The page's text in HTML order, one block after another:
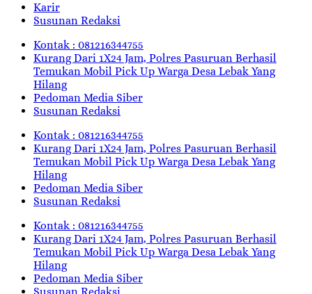
Karir
Susunan Redaksi
Kontak : 081216344755
Kurang Dari 1X24 Jam, Polres Pasuruan Berhasil
Temukan Mobil Pick Up Warga Desa Lebak Yang
Hilang
Pedoman Media Siber
Susunan Redaksi
Kontak : 081216344755
Kurang Dari 1X24 Jam, Polres Pasuruan Berhasil
Temukan Mobil Pick Up Warga Desa Lebak Yang
Hilang
Pedoman Media Siber
Susunan Redaksi
Kontak : 081216344755
Kurang Dari 1X24 Jam, Polres Pasuruan Berhasil
Temukan Mobil Pick Up Warga Desa Lebak Yang
Hilang
Pedoman Media Siber